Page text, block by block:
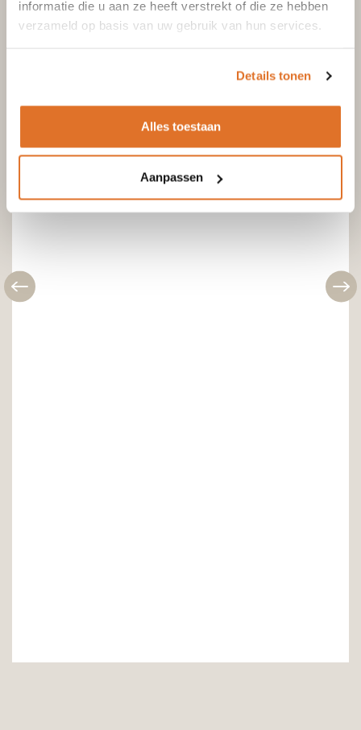
informatie die u aan ze heeft verstrekt of die ze hebben
verzameld op basis van uw gebruik van hun services.
Details tonen
Alles toestaan
Aanpassen
GRATIS THUIS BEZORGD Incl. btw
€2.183,00
Excl. btw
€1.804,13
Toevoegen aan winkelwagen